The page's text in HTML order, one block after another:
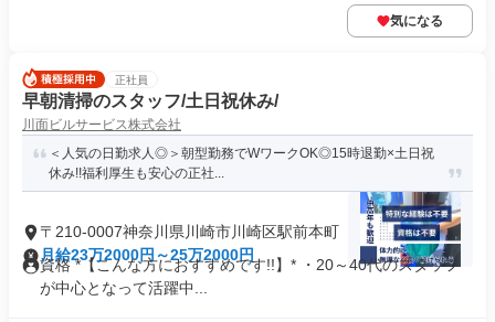
気になる
正社員
早朝清掃のスタッフ/土日祝休み/
川面ビルサービス株式会社
＜人気の日勤求人◎＞朝型勤務でWワークOK◎15時退勤×土日祝
休み!!福利厚生も安心の正社...
〒210-0007神奈川県川崎市川崎区駅前本町
月給23万2000円～25万2000円
資格 *【こんな方におすすめです!!】* ・20～40代のスタッフ
が中心となって活躍中...